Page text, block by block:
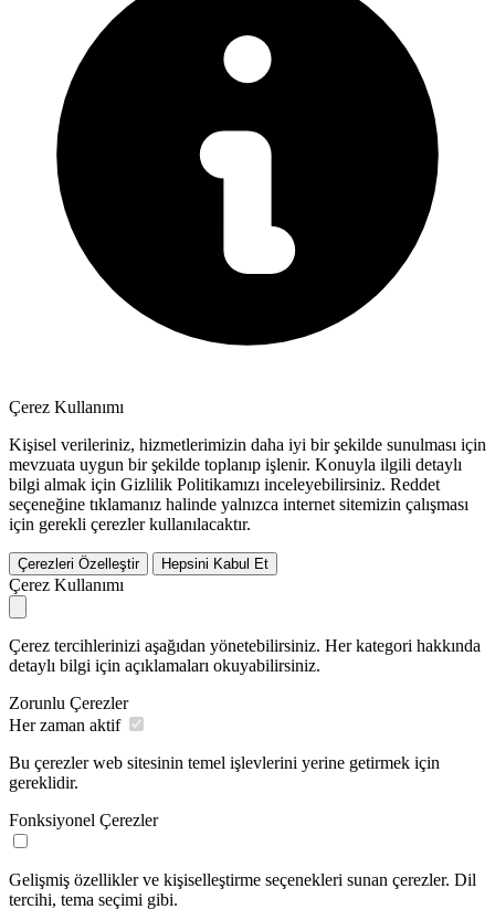
Çerez Kullanımı
Kişisel verileriniz, hizmetlerimizin daha iyi bir şekilde sunulması için
mevzuata uygun bir şekilde toplanıp işlenir. Konuyla ilgili detaylı
bilgi almak için Gizlilik Politikamızı inceleyebilirsiniz. Reddet
seçeneğine tıklamanız halinde yalnızca internet sitemizin çalışması
için gerekli çerezler kullanılacaktır.
Çerezleri Özelleştir Hepsini Kabul Et
Çerez Kullanımı
Çerez tercihlerinizi aşağıdan yönetebilirsiniz. Her kategori hakkında
detaylı bilgi için açıklamaları okuyabilirsiniz.
Zorunlu Çerezler
Her zaman aktif
Bu çerezler web sitesinin temel işlevlerini yerine getirmek için
gereklidir.
Fonksiyonel Çerezler
Gelişmiş özellikler ve kişiselleştirme seçenekleri sunan çerezler. Dil
tercihi, tema seçimi gibi.